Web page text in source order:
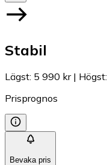
Stabil
Lägst: 5 990 kr| Högst:
Prisprognos
Bevaka pris